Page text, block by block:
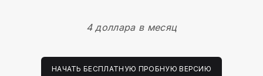
4 доллара в месяц
НАЧАТЬ БЕСПЛАТНУЮ ПРОБНУЮ ВЕРСИЮ